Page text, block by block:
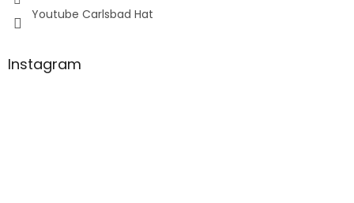
Youtube Carlsbad Hat
Instagram